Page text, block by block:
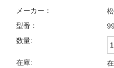
メーカー：
型番：
数量:
在庫: